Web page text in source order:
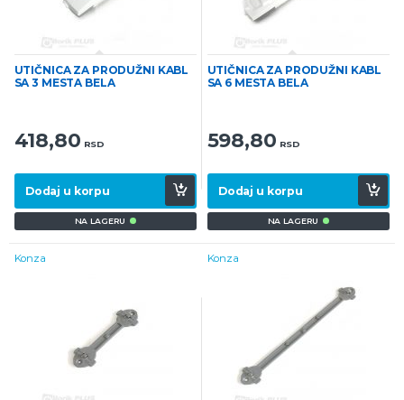
UTIČNICA ZA PRODUŽNI KABL
SA 3 MESTA BELA
418,80 RSD
Dodaj u korpu
NA LAGERU
UTIČNICA ZA PRODUŽNI KABL
SA 6 MESTA BELA
598,80 RSD
Dodaj u korpu
NA LAGERU
Konza Konza